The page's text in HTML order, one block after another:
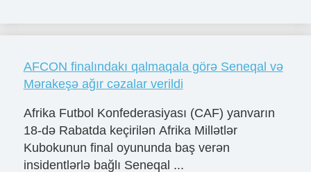
AFCON finalındakı qalmaqala görə Seneqal və
Mərakeşə ağır cəzalar verildi
Afrika Futbol Konfederasiyası (CAF) yanvarın
18-də Rabatda keçirilən Afrika Millətlər
Kubokunun final oyununda baş verən
insidentlərlə bağlı Seneqal ...